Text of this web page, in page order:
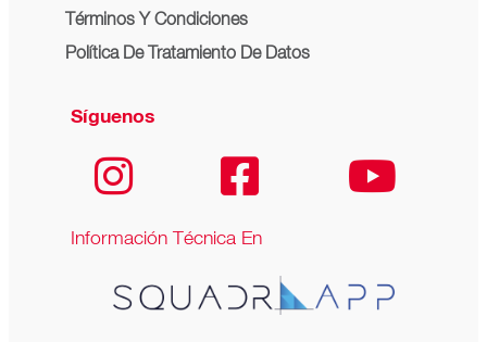
Términos Y Condiciones
Política De Tratamiento De Datos
Síguenos
Información Técnica En